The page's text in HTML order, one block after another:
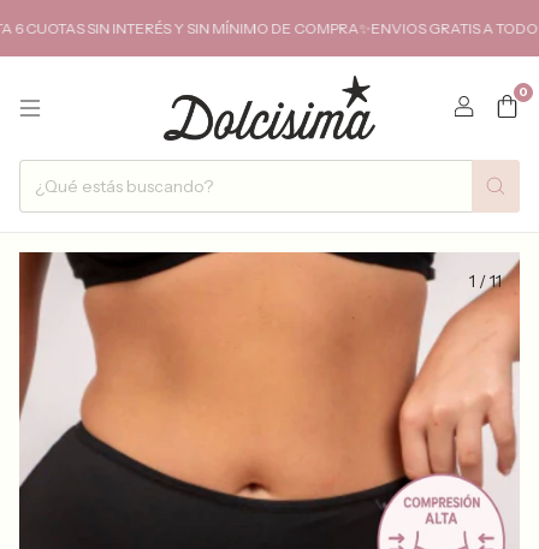
SIN INTERÉS Y SIN MÍNIMO DE COMPRA✨ENVIOS GRATIS A TODO
0
1 /11